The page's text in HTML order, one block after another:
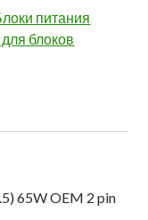
питания
блоков
65W OEM 2 pin